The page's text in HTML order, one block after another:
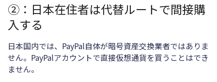
②：日本在住者は代替ルートで間接購
入する
日本国内では、PayPal自体が暗号資産交換業者ではありま
せん。PayPalアカウントで直接仮想通貨を買うことはでき
ません。